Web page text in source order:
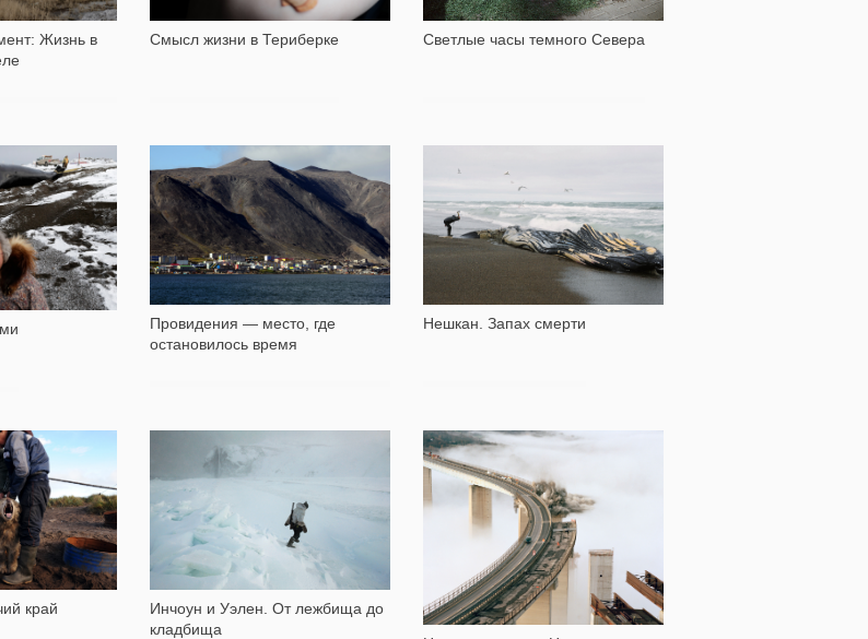
Жизнь в
Смысл жизни в Териберке Светлые часы темного Севера
Провидения — место, где
остановилось время
28 804
Нешкан. Запах смерти
32 489
край
Инчоун и Уэлен. От лежбища до
кладбища
6 647